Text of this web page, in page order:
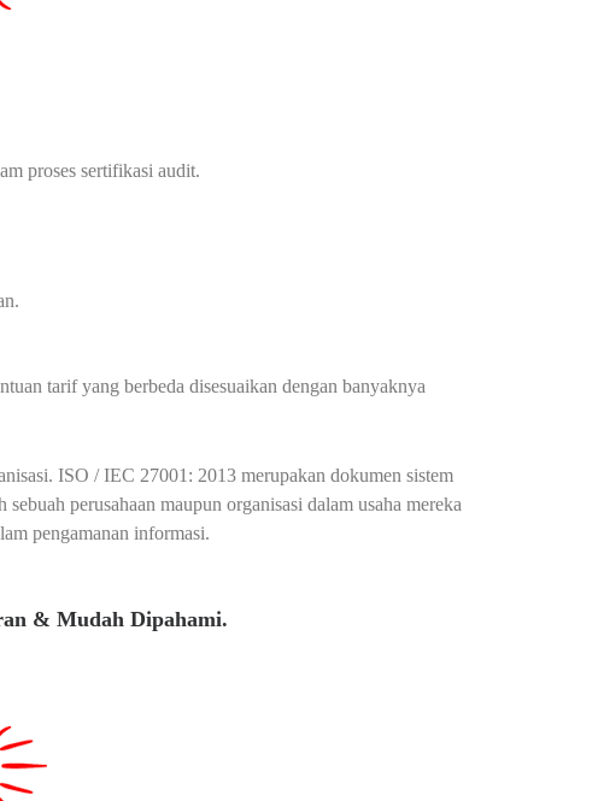
proses sertifikasi audit.
tarif yang berbeda disesuaikan dengan banyaknya
ISO / IEC 27001: 2013 merupakan dokumen sistem
perusahaan maupun organisasi dalam usaha mereka
pengamanan informasi.
& Mudah Dipahami.